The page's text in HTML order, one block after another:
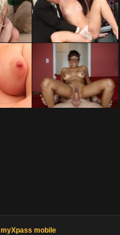
myXpass mobile